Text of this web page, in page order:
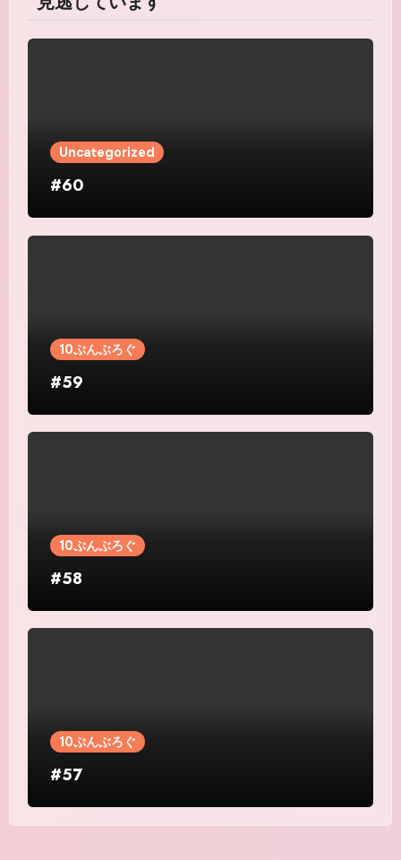
Uncategorized
#60
10ぷんぶろぐ
#59
10ぷんぶろぐ
#58
10ぷんぶろぐ
#57